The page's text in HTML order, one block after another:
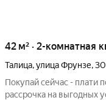
42 м² · 2-комнатная
Талица,улица Фрунзе,30
Покупай сейчас - плати
рассрочка на выгодных